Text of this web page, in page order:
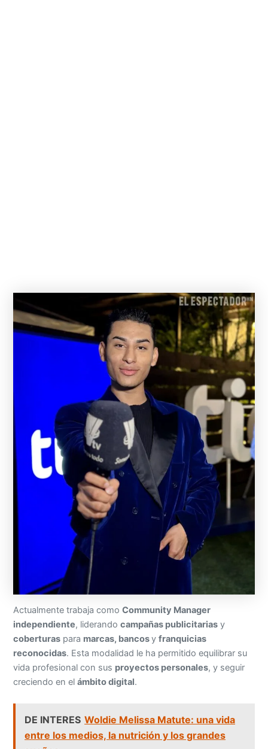
Actualmente trabaja comoCommunity Manager
independiente, liderandocampañas publicitarias y
coberturas para marcas, bancosyfranquicias
reconocidas. Esta modalidad le ha permitido equilibrar su
vida profesional con sus proyectos personales, y seguir
creciendo en elámbito digital.
DE INTERES Woldie Melissa Matute: una vida
entre los medios, la nutrición y los grandes